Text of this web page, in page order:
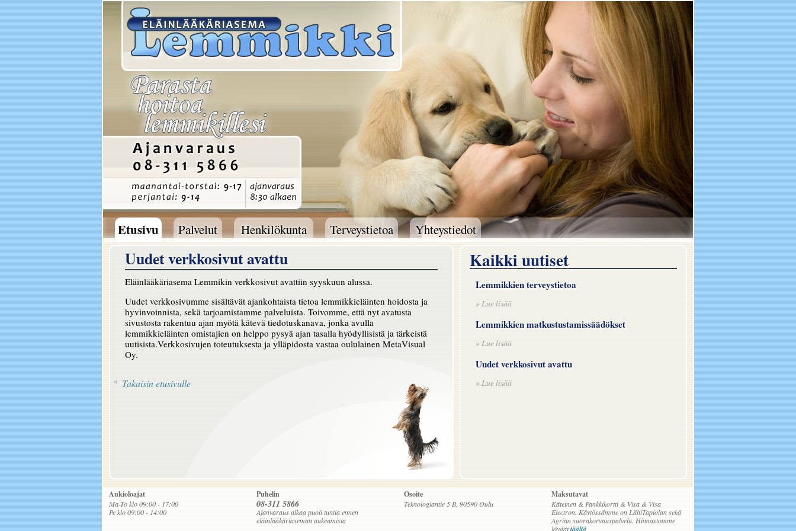
Etusivu
Etusivu
Palvelut
Palvelut
Henkilökunta
Henkilökunta
Terveystietoa
Terveystietoa
Yhteystiedot
Yhteystiedot
Uudet verkkosivut avattu
Eläinlääkäriasema Lemmikin verkkosivut avattiin syyskuun alussa.
Uudet verkkosivumme sisältävät ajankohtaista tietoa lemmikkieläinten hoidosta ja
hyvinvoinnista, sekä tarjoamistamme palveluista. Toivomme, että nyt avatusta
sivustosta rakentuu ajan myötä kätevä tiedotuskanava, jonka avulla
lemmikkieläinten omistajien on helppo pysyä ajan tasalla hyödyllisistä ja tärkeistä
uutisista.Verkkosivujen toteutuksesta ja ylläpidosta vastaa oululainen MetaVisual
Oy.
Takaisin etusivulle
Kaikki uutiset
Lemmikkien terveystietoa
» Lue lisää
Lemmikkien matkustustamissäädökset
» Lue lisää
Uudet verkkosivut avattu
» Lue lisää
Aukioloajat
Ma-To klo 09:00 - 17:00
Pe klo 09:00 - 14:00
Puhelin
08-311 5866
Ajanvaraus alkaa puoli tuntia ennen
eläinlääkäriaseman aukeamista
Osoite
Teknologiantie 5 B, 90590 Oulu
Maksutavat
Käteinen Pankkikortti Visa
Visa
Electron Käytössämme on LähiTapiolan sekä
Agrian suorakorvauspalvelu. Hinnastomme
löydättäältä